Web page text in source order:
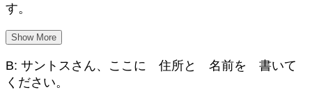
す。
Show More
B: サントスさん、ここに 住所と 名前を 書いて
ください。